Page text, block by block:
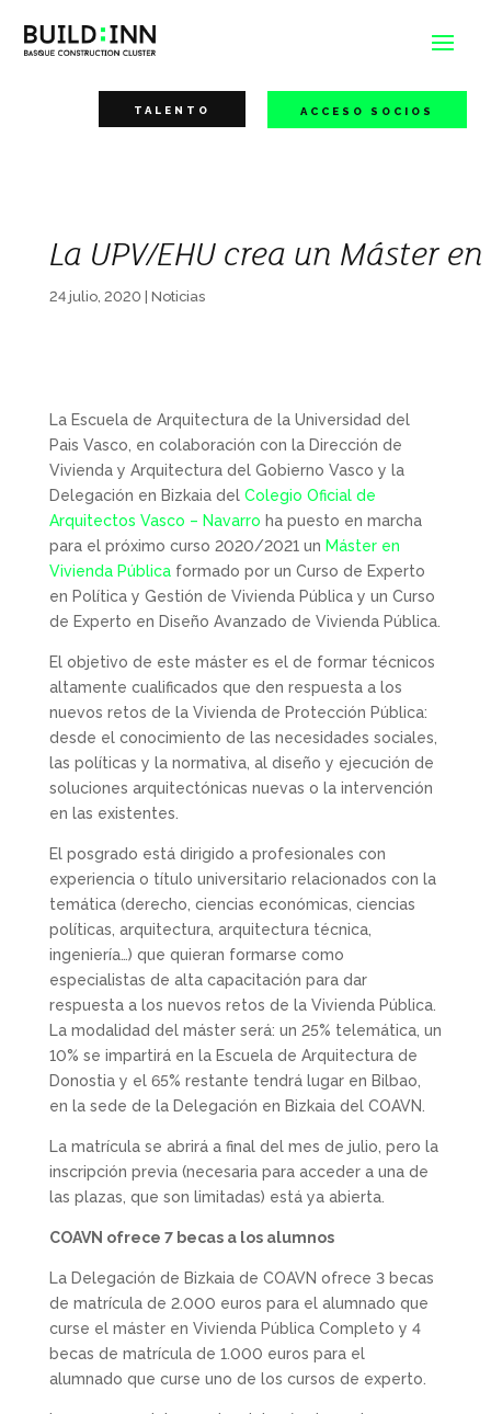
TALENTO ACCESO SOCIOS
La UPV/EHU crea un Máster
24 julio, 2020| Noticias
La Escuela de Arquitectura de la Universidad del
Pais Vasco, en colaboración con la Dirección de
Vivienda y Arquitectura del Gobierno Vasco y la
Delegación en Bizkaia del Colegio Oficial de
Arquitectos Vasco – Navarro ha puesto en marcha
para el próximo curso 2020/2021 un Máster en
Vivienda Públicaformado por un Curso de Experto
en Política y Gestión de Vivienda Pública y un Curso
de Experto en Diseño Avanzado de Vivienda Pública.
El objetivo de este máster es el de formar técnicos
altamente cualificados que den respuesta a los
nuevos retos de la Vivienda de Protección Pública:
desde el conocimiento de las necesidades sociales,
las políticas y la normativa, al diseño y ejecución de
soluciones arquitectónicas nuevas o la intervención
en las existentes.
El posgrado está dirigido a profesionales con
experiencia o título universitario relacionados con la
temática (derecho, ciencias económicas, ciencias
políticas, arquitectura, arquitectura técnica,
ingeniería…) que quieran formarse como
especialistas de alta capacitación para dar
respuesta a los nuevos retos de la Vivienda Pública.
La modalidad del máster será: un 25% telemática, un
10% se impartirá en la Escuela de Arquitectura de
Donostia y el 65% restante tendrá lugar en Bilbao,
en la sede de la Delegación en Bizkaia del COAVN.
La matrícula se abrirá a final del mes de julio, pero la
inscripción previa (necesaria para acceder a una de
las plazas, que son limitadas) está ya abierta.
COAVN ofrece 7 becas a los alumnos
La Delegación de Bizkaia de COAVN ofrece 3 becas
de matrícula de 2.000 euros para el alumnado que
curse el máster en Vivienda Pública Completo y 4
becas de matrícula de 1.000 euros para el
alumnado que curse uno de los cursos de experto.